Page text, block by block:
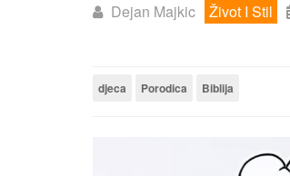
Dejan Majkic Život I Stil
djeca Porodica Biblija